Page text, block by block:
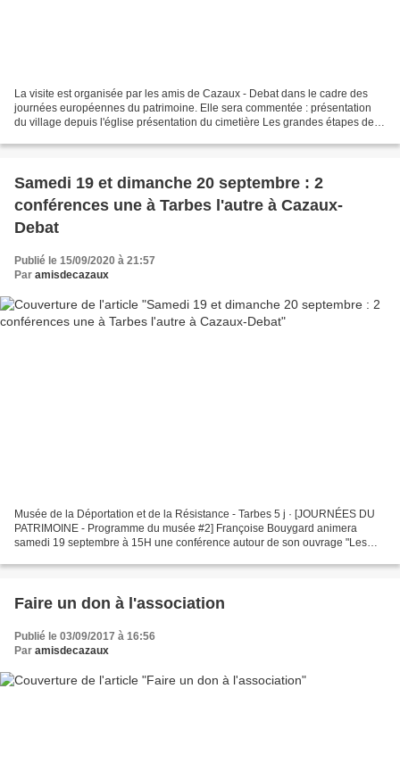
La visite est organisée par les amis de Cazaux - Debat dans le cadre des
journées européennes du patrimoine. Elle sera commentée : présentation
du village depuis l'église présentation du cimetière Les grandes étapes de la
Samedi 19 et dimanche 20 septembre : 2
conférences une à Tarbes l'autre à Cazaux-
Debat
Publié le 15/09/2020 à 21:57
Par amisdecazaux
Musée de la Déportation et de la Résistance - Tarbes 5 j · [JOURNÉES DU
PATRIMOINE - Programme du musée #2] Françoise Bouygard animera
samedi 19 septembre à 15H une conférence autour de son ouvrage "Les
Faire un don à l'association
Publié le 03/09/2017 à 16:56
Par amisdecazaux